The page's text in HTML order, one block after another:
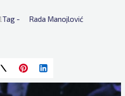
Tag - Rada Manojlović